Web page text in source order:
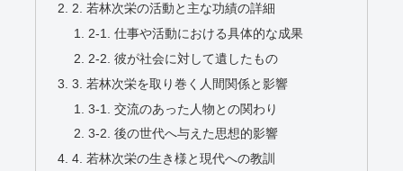
2. 若林次栄の活動と主な功績の詳細
2-1. 仕事や活動における具体的な成果
2-2. 彼が社会に対して遺したもの
3. 若林次栄を取り巻く人間関係と影響
3-1. 交流のあった人物との関わり
3-2. 後の世代へ与えた思想的影響
4. 若林次栄の生き様と現代への教訓